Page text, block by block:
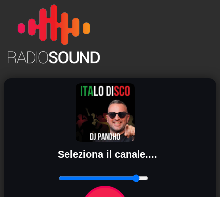
Seleziona il canale....